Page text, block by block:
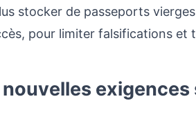
stocker de passeports
pour limiter falsifications et
exigences